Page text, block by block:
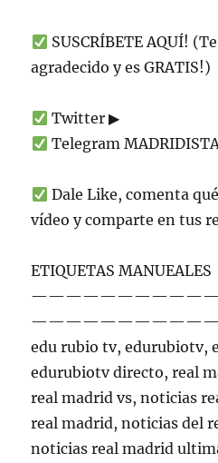
SUSCRÍBETE AQUÍ!
agradecido y es GRATIS!)
Twitter ▶
Telegram
Dale Like, comenta
vídeo y comparte en tus
ETIQUETAS MANUEALES
edu rubio tv, edurubiotv,
edurubiotv directo, real
real madrid vs, noticias
real madrid, noticias del
noticias real madrid